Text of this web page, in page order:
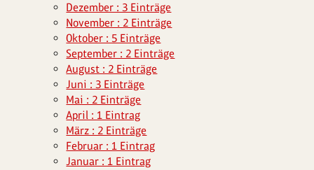
Dezember : 3 Einträge
November : 2 Einträge
Oktober : 5 Einträge
September : 2 Einträge
August : 2 Einträge
Juni : 3 Einträge
Mai : 2 Einträge
April : 1 Eintrag
März : 2 Einträge
Februar : 1 Eintrag
Januar : 1 Eintrag